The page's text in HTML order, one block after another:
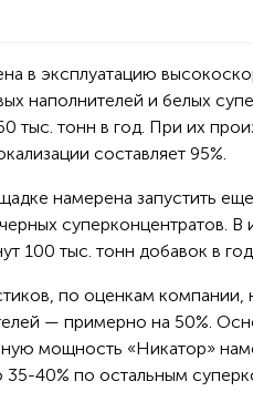
в эксплуатацию
наполнителей и белых
тыс. тонн в год. При их
составляет 95%.
намерена запустить
суперконцентратов. В
100 тыс. тонн добавок в год.
по оценкам компании,
— примерно на 50%.
мощность «Никатор»
40% по остальным